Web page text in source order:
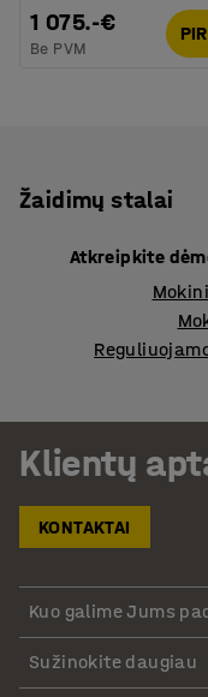
1 075.-€
Be PVM
Žaidimų stalai
Atkreipkite
Klientų
KONTAKTAI
Kuo galime Jums
Sužinokite daugiau